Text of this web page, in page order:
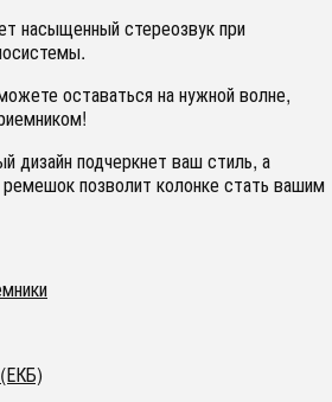
насыщенный стереозвук при
оставаться на нужной волне,
дизайн подчеркнет ваш стиль, а
ремешок позволит колонке стать вашим